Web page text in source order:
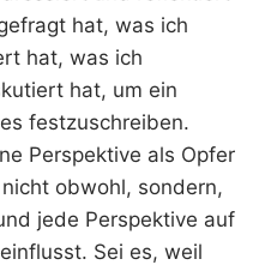
hat, was ich
hat, was ich
hat, um ein
festzuschreiben.
Perspektive als Opfer
obwohl, sondern,
jede Perspektive auf
Sei es, weil